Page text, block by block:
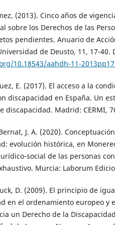
(2013). Cinco años de
sobre los Derechos de las
pendientes. Anuario de
de Deusto, 11, 17-40.
10.18543/aahdh-11-
E. (2017). El acceso a la
discapacidad en España. Un
discapacidad. Madrid: CERMI,
J. A. (2020).
evolución histórica, en
social de las personas
Murcia: Laborum
D. (2009). El principio de
en el ordenamiento europeo y
un Derecho de la